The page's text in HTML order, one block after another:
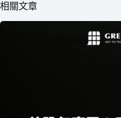
相關文章